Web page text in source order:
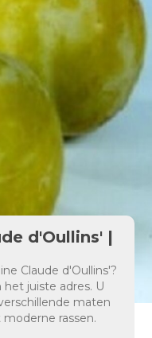
d'Oullins' |
Claude d'Oullins'?
juiste adres. U
maten
rassen.